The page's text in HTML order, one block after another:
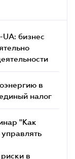
бизнес
в
налог
"Как
в